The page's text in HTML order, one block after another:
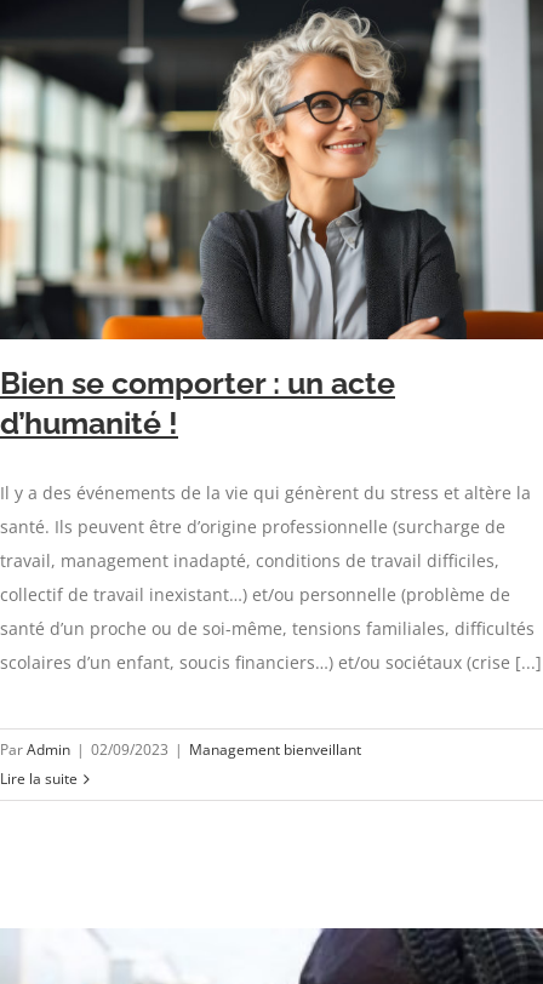
Bien se comporter : un acte
d’humanité !
Il y a des événements de la vie qui génèrent du stress et altère la
santé. Ils peuvent être d’origine professionnelle (surcharge de
travail, management inadapté, conditions de travail difficiles,
collectif de travail inexistant…) et/ou personnelle (problème de
santé d’un proche ou de soi-même, tensions familiales, difficultés
scolaires d’un enfant, soucis financiers…) et/ou sociétaux (crise [...]
ParAdmin | 02/09/2023 | Management bienveillant
Lire la suite